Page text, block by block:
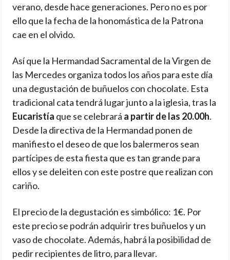
verano, desde hace generaciones. Pero no es por
ello que la fecha de la honomástica de la Patrona
cae en el olvido.
Así que la Hermandad Sacramental de la Virgen de
las Mercedes organiza todos los años para este día
una degustación de buñuelos con chocolate. Esta
tradicional cata tendrá lugar junto a la iglesia, tras la
Eucaristía que se celebrará a partir de las 20.00h.
Desde la directiva de la Hermandad ponen de
manifiesto el deseo de que los balermeros sean
partícipes de esta fiesta que es tan grande para
ellos y se deleiten con este postre que realizan con
cariño.
El precio de la degustación es simbólico: 1€. Por
este precio se podrán adquirir tres buñuelos y un
vaso de chocolate. Además, habrá la posibilidad de
pedir recipientes de litro, para llevar.